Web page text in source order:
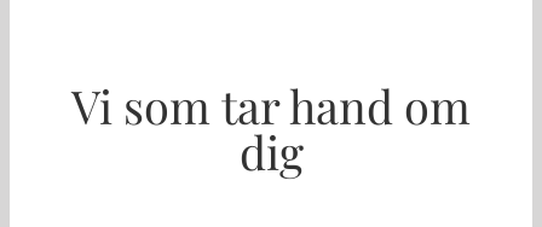
Vi som tar hand om
dig